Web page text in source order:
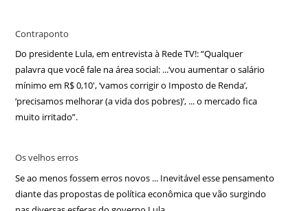
Contraponto
Do presidente Lula, em entrevista à Rede TV!: “Qualquer
palavra que você fale na área social: ...‘vou aumentar o salário
mínimo em R$ 0,10′, ‘vamos corrigir o Imposto de Renda’,
‘precisamos melhorar (a vida dos pobres)’, ... o mercado fica
muito irritado”.
Os velhos erros
Se ao menos fossem erros novos ... Inevitável esse pensamento
diante das propostas de política econômica que vão surgindo